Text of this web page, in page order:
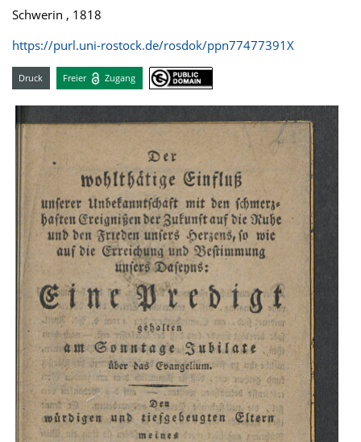
Schwerin , 1818
https://purl.uni-rostock.de/rosdok/ppn77477391X
Druck Freier Zugang